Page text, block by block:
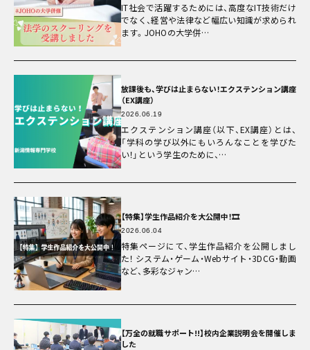
(sun)
キャンパスライフ
eDCグループ
交通アクセス
お問い合わせ
資料請求
オンデマンド学校説明
対象者別メニュー
高校既卒者の方へ
保護者の方へ
学校教職員の方へ
企業の方へ
卒業生の方へ
同窓会
その他メニュー
個人情報保護方針
情報公開
教職員採用
自己点検・自己評価
カスタマーハラスメントに対する方針
IT社会で活躍するためには、高度なIT技術だけ
でなく、経営や法律など幅広い知識が求められ
ます。JOHOの大学併…
放課後も、学びは止まらない！エクステンション講座
（EX講座）
2026.06.19
エクステンション講座（以下、EX講座）とは、
「学科の学び以外にもいろんなことを学びた
い！」という学生のために、…
【特集】学生作品紹介を大公開中！🎞️
2026.06.04
特集ページにて、学生作品紹介を公開しまし
た！ システム・ゲーム・Webサイト・3DCG・動画
など、多彩なジャン…
【万全の就職サポート!!】校内企業説明会を開催しま
した